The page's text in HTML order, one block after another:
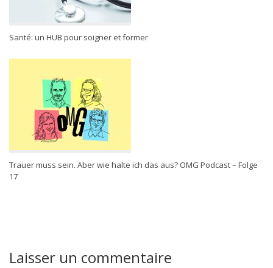
Santé: un HUB pour soigner et former
Trauer muss sein. Aber wie halte ich das aus? OMG Podcast – Folge
17
Laisser un commentaire